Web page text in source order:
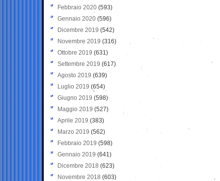
Febbraio 2020 (593)
Gennaio 2020 (596)
Dicembre 2019 (542)
Novembre 2019 (316)
Ottobre 2019 (631)
Settembre 2019 (617)
Agosto 2019 (639)
Luglio 2019 (654)
Giugno 2019 (598)
Maggio 2019 (527)
Aprile 2019 (383)
Marzo 2019 (562)
Febbraio 2019 (598)
Gennaio 2019 (641)
Dicembre 2018 (623)
Novembre 2018 (603)